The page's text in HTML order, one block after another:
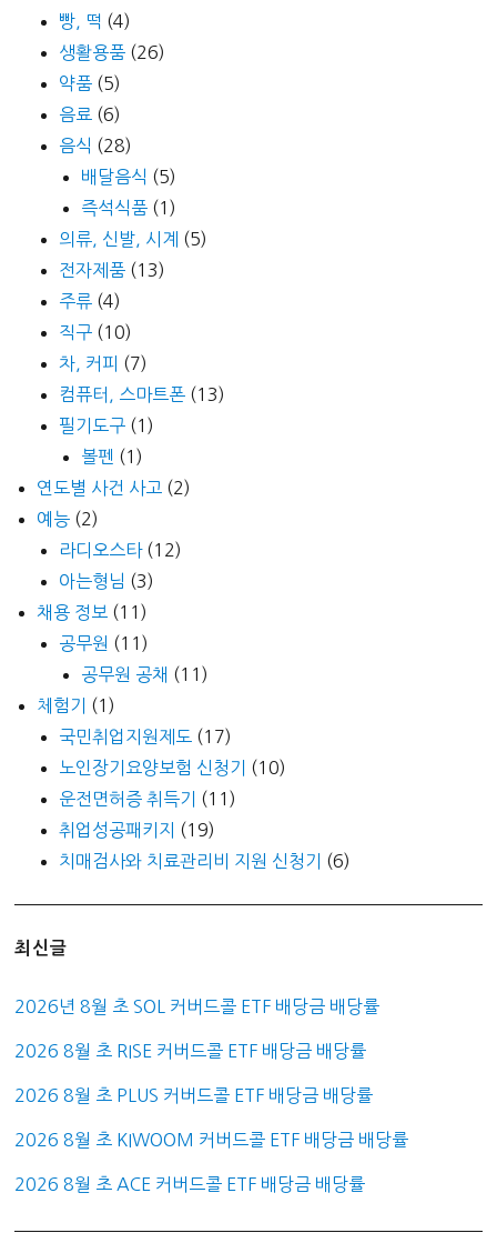
빵, 떡 (4)
생활용품 (26)
약품 (5)
음료 (6)
음식 (28)
배달음식 (5)
즉석식품 (1)
의류, 신발, 시계 (5)
전자제품 (13)
주류 (4)
직구 (10)
차, 커피 (7)
컴퓨터, 스마트폰 (13)
필기도구 (1)
볼펜 (1)
연도별 사건 사고 (2)
예능 (2)
라디오스타(12)
아는형님 (3)
채용 정보 (11)
공무원 (11)
공무원 공채 (11)
체험기
(1)
국민취업지원제도 (17)
노인장기요양보험 신청기
(10)
운전면허증 취득기
(11)
취업성공패키지
(19)
치매검사와 치료관리비 지원 신청기
(6)
최신글
2026년 8월 초 SOL 커버드콜 ETF 배당금 배당률
2026 8월 초 RISE 커버드콜 ETF 배당금 배당률
2026 8월 초 PLUS 커버드콜 ETF 배당금 배당률
2026 8월 초 KIWOOM 커버드콜 ETF 배당금 배당률
2026 8월 초 ACE 커버드콜 ETF 배당금 배당률